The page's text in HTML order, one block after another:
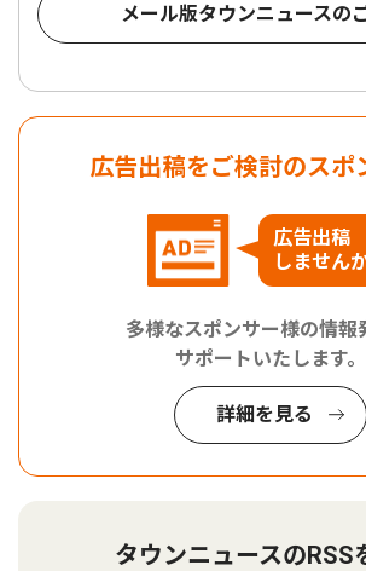
メール版タウンニュースの
広告出稿をご検討のスポ
広告出稿
しません
多様なスポンサー様の情報
サポートいたします。
詳細を見る
タウンニュースのRSS